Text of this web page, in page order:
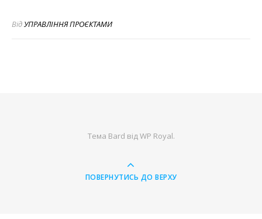
ВідУПРАВЛІННЯ ПРОЄКТАМИ
Тема Bard відWP Royal.
ПОВЕРНУТИСЬ ДО ВЕРХУ